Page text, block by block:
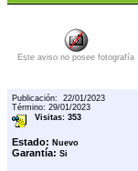
Este aviso no posee fotografía
Publicación: 22/01/2023
Término: 29/01/2023
Visitas: 353
Estado: Nuevo
Garantía: Si